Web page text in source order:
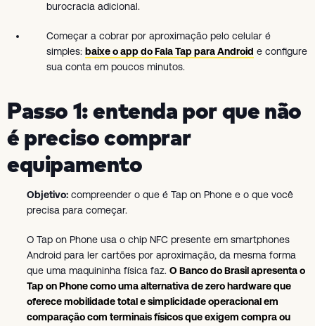
burocracia adicional.
Começar a cobrar por aproximação pelo celular é
simples: baixe o app do Fala Tap para Android e configure
sua conta em poucos minutos.
Passo 1: entenda por que não
é preciso comprar
equipamento
Objetivo: compreender o que é Tap on Phone e o que você
precisa para começar.
O Tap on Phone usa o chip NFC presente em smartphones
Android para ler cartões por aproximação, da mesma forma
que uma maquininha física faz. O Banco do Brasil apresenta o
Tap on Phone como uma alternativa de zero hardware que
oferece mobilidade total e simplicidade operacional em
comparação com terminais físicos que exigem compra ou